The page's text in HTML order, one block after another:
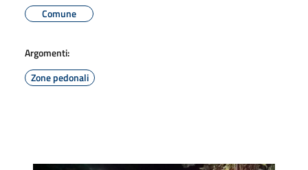
Comune
Argomenti:
Zone pedonali